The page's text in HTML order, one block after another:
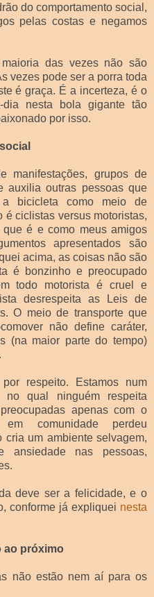
do comportamento social,
pelas costas e negamos
das vezes não são
vezes pode ser a porra toda
é graça. É a incerteza, é o
nesta bola gigante tão
por isso.
manifestações, grupos de
auxilia outras pessoas que
bicicleta como meio de
é ciclistas versus motoristas,
é e como meus amigos
apresentados são
acima, as coisas não são
é bonzinho e preocupado
todo motorista é cruel e
desrespeita as Leis de
O meio de transporte que
não define caráter,
(na maior parte do tempo)
respeito. Estamos num
no qual ninguém respeita
apenas com o
comunidade perdeu
cria um ambiente selvagem,
nas pessoas,
deve ser a felicidade, e o
conforme já expliquei nesta
ao próximo
não estão nem aí para os